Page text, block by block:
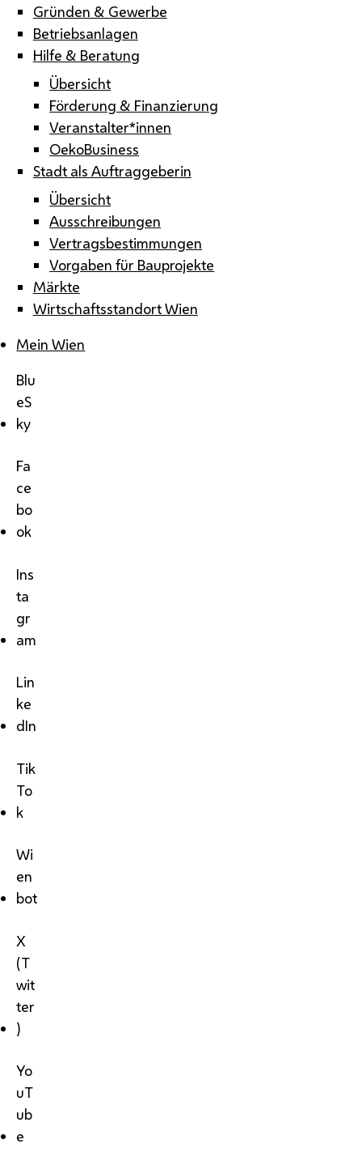
Gründen & Gewerbe
Betriebsanlagen
Hilfe & Beratung
Übersicht
Förderung & Finanzierung
Veranstalter*innen
OekoBusiness
Stadt als Auftraggeberin
Übersicht
Ausschreibungen
Vertragsbestimmungen
Vorgaben für Bauprojekte
Märkte
Wirtschaftsstandort Wien
Mein Wien
Blu
eS
ky
Fa
ce
bo
ok
Ins
ta
gr
am
Lin
ke
dIn
Tik
To
k
Wi
en
bot
X
(T
wit
ter
)
Yo
uT
ub
e